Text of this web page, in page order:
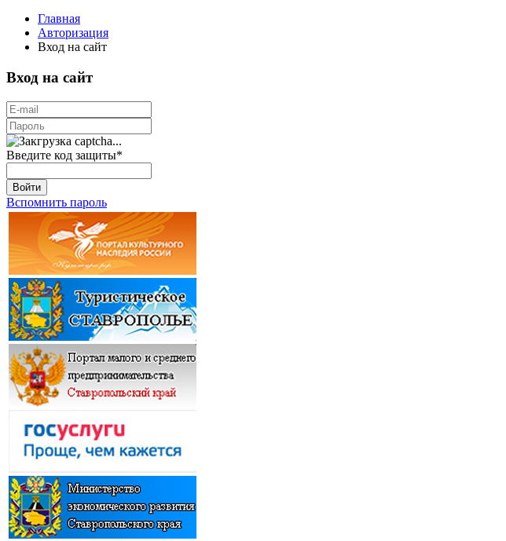
Главная
Авторизация
Вход на сайт
Вход на сайт
Введите код защиты*
Войти
Вспомнить пароль